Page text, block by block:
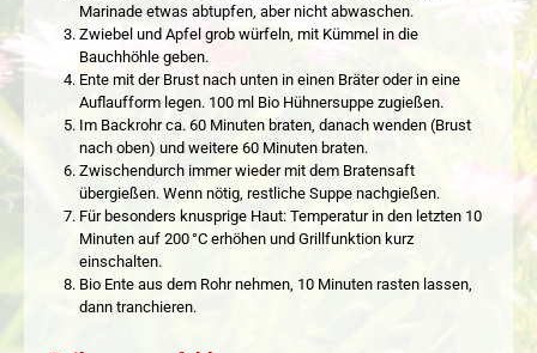
Marinade etwas abtupfen, aber nicht abwaschen.
Zwiebel und Apfel grob würfeln, mit Kümmel in die
Bauchhöhle geben.
Ente mit der Brust nach unten in einen Bräter oder in eine
Auflaufform legen. 100 ml Bio Hühnersuppe zugießen.
Im Backrohr ca. 60 Minuten braten, danach wenden (Brust
nach oben) und weitere 60 Minuten braten.
Zwischendurch immer wieder mit dem Bratensaft
übergießen. Wenn nötig, restliche Suppe nachgießen.
Für besonders knusprige Haut: Temperatur in den letzten 10
Minuten auf 200 °C erhöhen und Grillfunktion kurz
einschalten.
Bio Ente aus dem Rohr nehmen, 10 Minuten rasten lassen,
dann tranchieren.